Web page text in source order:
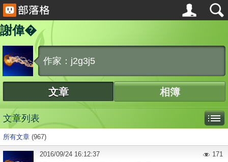
謝偉�
作家：j2g3j5
文章 相簿
文章列表
所有文章 (967)
2016/09/24 16:12:37 171